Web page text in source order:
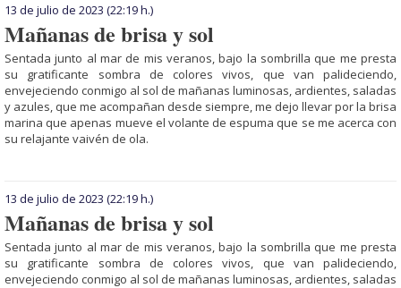
13 de julio de 2023 (22:19 h.)
Mañanas de brisa y sol
Sentada junto al mar de mis veranos, bajo la sombrilla que me presta
su gra­tificante sombra de colores vivos, que van palideciendo,
envejeciendo conmigo al sol de mañanas luminosas, ardientes, saladas
y azules, que me acompañan desde siempre, me dejo llevar por la brisa
marina que apenas mueve el volante de espuma que se me acerca con
su relajante vaivén de ola.
13 de julio de 2023 (22:19 h.)
Mañanas de brisa y sol
Sentada junto al mar de mis veranos, bajo la sombrilla que me presta
su gra­tificante sombra de colores vivos, que van palideciendo,
envejeciendo conmigo al sol de mañanas luminosas, ardientes, saladas